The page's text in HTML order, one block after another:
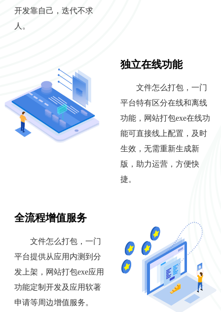
开发靠自己，迭代不求
人。
独立在线功能
文件怎么打包，一门
平台特有区分在线和离线
功能，网站打包exe在线功
能可直接线上配置，及时
生效，无需重新生成新
版，助力运营，方便快
捷。
全流程增值服务
文件怎么打包，一门
平台提供从应用内测到分
发上架，网站打包exe应用
功能定制开发及应用软著
申请等周边增值服务。